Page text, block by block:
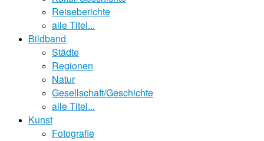
Reiseberichte
alle Titel...
Bildband
Städte
Regionen
Natur
Gesellschaft/Geschichte
alle Titel...
Kunst
Fotografie